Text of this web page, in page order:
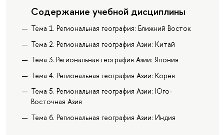
Содержание учебной дисциплины
Тема 1. Региональная география: Ближний Восток
Тема 2. Региональная география Азии: Китай
Тема 3. Региональная география Азии: Япония
Тема 4. Региональная география Азии: Корея
Тема 5. Региональная география Азии: Юго-
Восточная Азия
Тема 6. Региональная география Азии: Индия